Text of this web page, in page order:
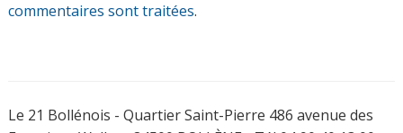
commentaires sont traitées.
Le 21 Bollénois - Quartier Saint-Pierre 486 avenue des